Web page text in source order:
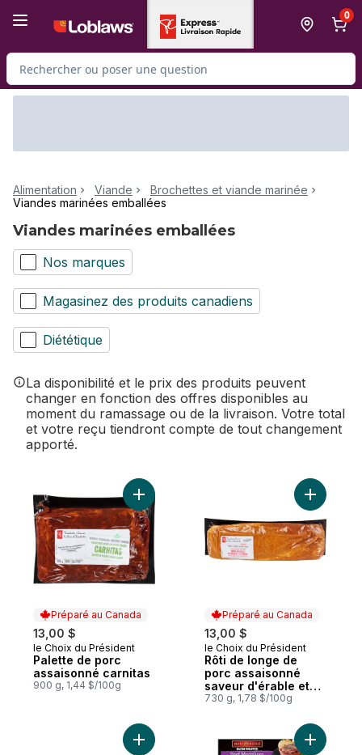
0
Rechercher des produits
Alimentation Viande
Brochettes et viande marinée
Viandes marinées emballées
Viandes marinées emballées
Nos marques
Magasinez des produits canadiens
Diététique
La disponibilité et le prix des produits peuvent
changer en fonction des offres disponibles au
moment du ramassage ou de la livraison. Votre total
et votre reçu tiendront compte de tout changement
apporté.
Préparé au Canada
13,00 $
Préparé au Canada
le Choix du Président
Palette de porc
assaisonné carnitas
900 g, 1,44 $/100g
Ajouter Palette de porc assaisonné
Préparé au Canada
13,00 $
Préparé au Canada
le Choix du Président
Rôti de longe de
porc assaisonné
saveur d'érable et
de pomme
730 g, 1,78 $/100g
Ajouter
Ajouter Rôti de longe de porc Ajouter